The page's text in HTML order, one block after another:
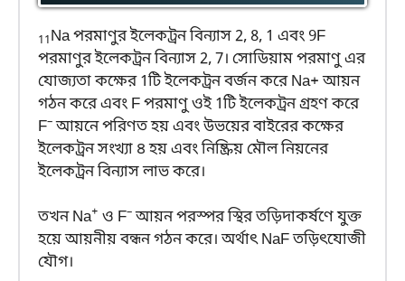
11Na পরমাণুর ইলেকট্রন বিন্যাস 2, 8, 1 এবং 9F
পরমাণুর ইলেকট্রন বিন্যাস 2, 7। সোডিয়াম পরমাণু এর
যোজ্যতা কক্ষের 1টি ইলেকট্রন বর্জন করে Na+ আয়ন
গঠন করে এবং F পরমাণু ওই 1টি ইলেকট্রন গ্রহণ করে
F–আয়নে পরিণত হয় এবং উভয়ের বাইরের কক্ষের
ইলেকট্রন সংখ্যা ৪ হয় এবং নিষ্ক্রিয় মৌল নিয়নের
ইলেকট্রন বিন্যাস লাভ করে।
তখন Na+ ও F–আয়ন পরস্পর স্থির তড়িদাকর্ষণে যুক্ত
হয়ে আয়নীয় বন্ধন গঠন করে। অর্থাৎ NaF তড়িৎযোজী
যৌগ।